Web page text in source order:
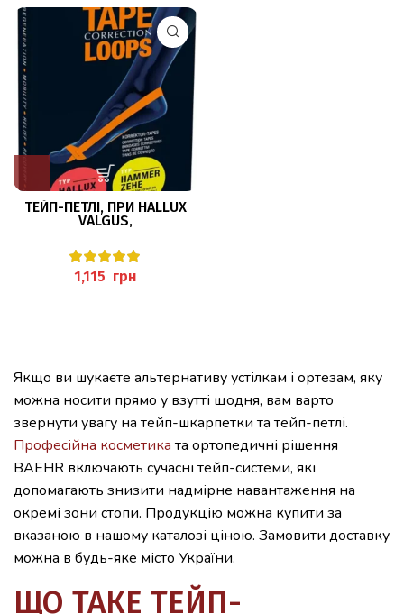
ТЕЙП-ПЕТЛІ, ПРИ HALLUX
VALGUS,
ПАЛЬЦЯХ
грн
Якщо ви шукаєте альтернативу устілкам і ортезам, яку
можна носити прямо у взутті щодня, вам варто
звернути увагу на тейп-шкарпетки та тейп-петлі.
Професійна косметика та ортопедичні рішення
BAEHR включають сучасні тейп-системи, які
допомагають знизити надмірне навантаження на
окремі зони стопи. Продукцію можна купити за
вказаною в нашому каталозі ціною. Замовити доставку
можна в будь-яке місто України.
ЩО ТАКЕ ТЕЙП-